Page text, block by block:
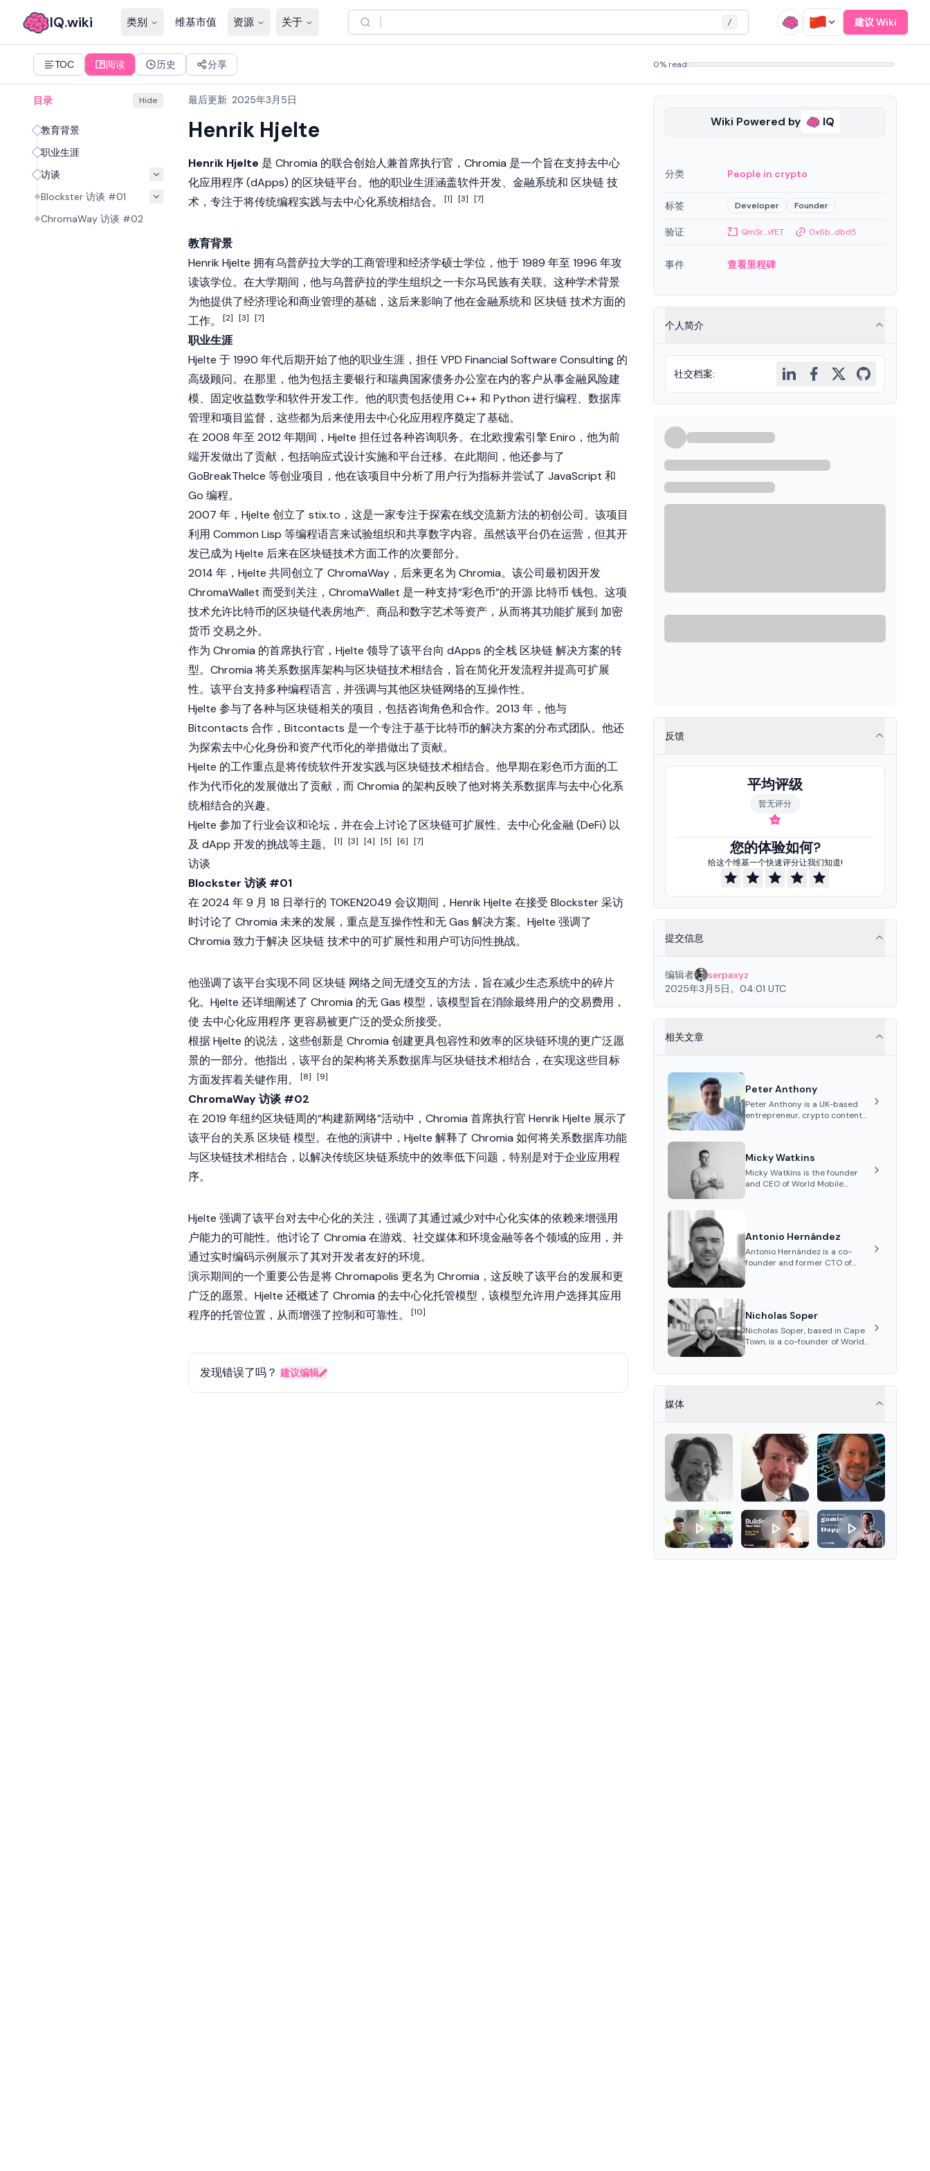
IQ.wiki 类别 维基市值 资源 关于 / 建议 Wiki
TOC 阅读 历史 分享 0% read
目录 Hide
教育背景
职业生涯
访谈
Blockster 访谈 #01
ChromaWay 访谈 #02
最后更新: 2025年3月5日
Henrik Hjelte
Henrik Hjelte 是 Chromia 的联合创始人兼首席执行官，Chromia 是一个旨在支持去中心
化应用程序(dApps) 的区块链平台。他的职业生涯涵盖软件开发、金融系统和 区块链技
术，专注于将传统编程实践与去中心化系统相结合。
[1] [3] [7]
教育背景
Henrik Hjelte 拥有乌普萨拉大学的工商管理和经济学硕士学位，他于 1989 年至 1996 年攻
读该学位。在大学期间，他与乌普萨拉的学生组织之一卡尔马民族有关联。这种学术背景
为他提供了经济理论和商业管理的基础，这后来影响了他在金融系统和 区块链技术方面的
工作。
[2] [3] [7]
职业生涯
Hjelte 于 1990 年代后期开始了他的职业生涯，担任 VPD Financial Software Consulting 的
高级顾问。在那里，他为包括主要银行和瑞典国家债务办公室在内的客户从事金融风险建
模、固定收益数学和软件开发工作。他的职责包括使用 C++ 和 Python 进行编程、数据库
管理和项目监督，这些都为后来使用去中心化应用程序奠定了基础。
在 2008 年至 2012 年期间，Hjelte 担任过各种咨询职务。在北欧搜索引擎 Eniro，他为前
端开发做出了贡献，包括响应式设计实施和平台迁移。在此期间，他还参与了
GoBreakTheIce 等创业项目，他在该项目中分析了用户行为指标并尝试了 JavaScript 和
Go 编程。
2007 年，Hjelte 创立了 stix.to，这是一家专注于探索在线交流新方法的初创公司。该项目
利用 Common Lisp 等编程语言来试验组织和共享数字内容。虽然该平台仍在运营，但其开
发已成为 Hjelte 后来在区块链技术方面工作的次要部分。
2014 年，Hjelte 共同创立了 ChromaWay，后来更名为 Chromia。该公司最初因开发
ChromaWallet 而受到关注，ChromaWallet 是一种支持“彩色币”的开源 比特币 钱包。这项
技术允许比特币的区块链代表房地产、商品和数字艺术等资产，从而将其功能扩展到 加密
货币 交易之外。
作为 Chromia 的首席执行官，Hjelte 领导了该平台向 dApps 的全栈 区块链解决方案的转
型。Chromia 将关系数据库架构与区块链技术相结合，旨在简化开发流程并提高可扩展
性。该平台支持多种编程语言，并强调与其他区块链网络的互操作性。
Hjelte 参与了各种与区块链相关的项目，包括咨询角色和合作。2013 年，他与
Bitcontacts 合作，Bitcontacts 是一个专注于基于比特币的解决方案的分布式团队。他还
为探索去中心化身份和资产代币化的举措做出了贡献。
Hjelte 的工作重点是将传统软件开发实践与区块链技术相结合。他早期在彩色币方面的工
作为代币化的发展做出了贡献，而 Chromia 的架构反映了他对将关系数据库与去中心化系
统相结合的兴趣。
Hjelte 参加了行业会议和论坛，并在会上讨论了区块链可扩展性、 去中心化金融 (DeFi) 以
及 dApp 开发的挑战等主题。
[1] [3] [4] [5] [6] [7]
访谈
Blockster 访谈 #01
在 2024 年 9 月 18 日举行的 TOKEN2049 会议期间，Henrik Hjelte 在接受 Blockster 采访
时讨论了 Chromia 未来的发展，重点是互操作性和无 Gas 解决方案。Hjelte 强调了
Chromia 致力于解决 区块链技术中的可扩展性和用户可访问性挑战。
他强调了该平台实现不同 区块链 网络之间无缝交互的方法，旨在减少生态系统中的碎片
化。Hjelte 还详细阐述了 Chromia 的无 Gas 模型，该模型旨在消除最终用户的交易费用，
使 去中心化应用程序更容易被更广泛的受众所接受。
根据 Hjelte 的说法，这些创新是 Chromia 创建更具包容性和效率的区块链环境的更广泛愿
景的一部分。他指出，该平台的架构将关系数据库与区块链技术相结合，在实现这些目标
方面发挥着关键作用。
[8] [9]
ChromaWay 访谈 #02
在 2019 年纽约区块链周的“构建新网络”活动中， Chromia 首席执行官 Henrik Hjelte 展示了
该平台的关系 区块链模型。在他的演讲中，Hjelte 解释了 Chromia 如何将关系数据库功能
与区块链技术相结合，以解决传统区块链系统中的效率低下问题，特别是对于企业应用程
序。
Hjelte 强调了该平台对去中心化的关注，强调了其通过减少对中心化实体的依赖来增强用
户能力的可能性。他讨论了 Chromia 在游戏、社交媒体和环境金融等各个领域的应用，并
通过实时编码示例展示了其对开发者友好的环境。
演示期间的一个重要公告是将 Chromapolis 更名为 Chromia，这反映了该平台的发展和更
广泛的愿景。Hjelte 还概述了 Chromia 的去中心化托管模型，该模型允许用户选择其应用
程序的托管位置，从而增强了控制和可靠性。
[10]
发现错误了吗？ 建议编辑
Wiki Powered by IQ
分类 People in crypto
标签 Developer Founder
验证 QmSr...vfET 0x6b...dbd5
事件 查看里程碑
个人简介
社交档案:
反馈
平均评级
暂无评分
您的体验如何?
给这个维基一个快速评分让我们知道!
提交信息
编辑者
serpaxyz
2025年3月5日。04:01 UTC
相关文章
Peter Anthony
Peter Anthony is a UK-based
entrepreneur, crypto content
House of Crypto' YouTube
channel and co-founding AphX
Capital.
Micky Watkins
Micky Watkins is the founder
and CEO of World Mobile
on ex...
Antonio Hernández
Antonio Hernández is a co-
founder and former CTO of
Nicholas Soper
Nicholas Soper, based in Cape
Town, is a co-founder of World
digital marketing and product
management.
媒体